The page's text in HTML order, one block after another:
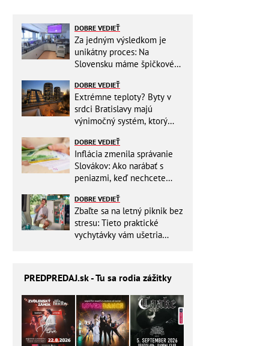
DOBRE VEDIEŤ
Za jedným výsledkom je
unikátny proces: Na
Slovensku máme špičkové
DOBRE VEDIEŤ
Extrémne teploty? Byty v
srdci Bratislavy majú
výnimočný systém, ktorý
DOBRE VEDIEŤ
Inflácia zmenila správanie
Slovákov: Ako narábať s
peniazmi, keď nechcete
DOBRE VEDIEŤ
Zbaľte sa na letný piknik bez
stresu: Tieto praktické
vychytávky vám ušetria
PREDPREDAJ.sk - Tu sa rodia zážitky